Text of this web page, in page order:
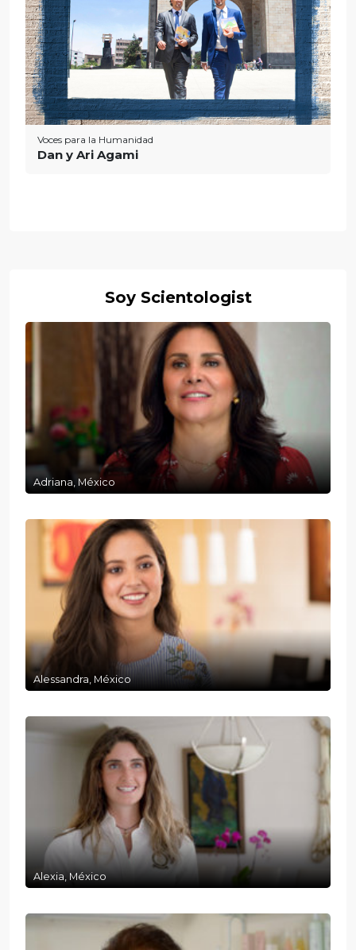
Voces para la Humanidad
Dan y Ari Agami
Soy Scientologist
Adriana, México
Alessandra, México
Alexia, México